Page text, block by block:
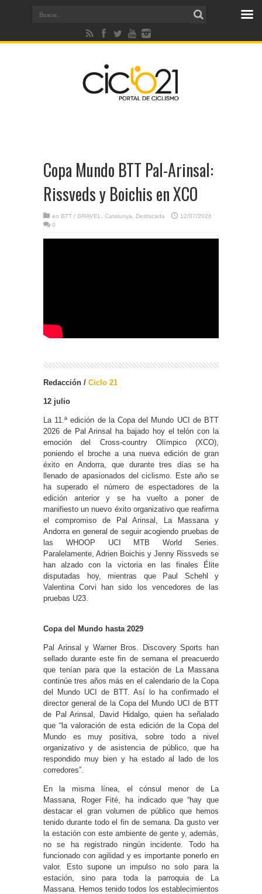
Copa Mundo BTT Pal-Arinsal:
Rissveds y Boichis en XCO
en BTT / GRAVEL Catalunya Destacada
12/07/2026
0
Redacción / Ciclo 21
12 julio
La 11.ª edición de la Copa del Mundo UCI de BTT
2026 de Pal Arinsal ha bajado hoy el telón con la
emoción del Cross-country Olímpico (XCO),
poniendo el broche a una nueva edición de gran
éxito en Andorra, que durante tres días se ha
llenado de apasionados del ciclismo. Este año se
ha superado el número de espectadores de la
edición anterior y se ha vuelto a poner de
manifiesto un nuevo éxito organizativo que reafirma
el compromiso de Pal Arinsal, La Massana y
Andorra en general de seguir acogiendo pruebas de
las WHOOP UCI MTB World Series.
Paralelamente, Adrien Boichis y Jenny Rissveds se
han alzado con la victoria en las finales Élite
disputadas hoy, mientras que Paul Schehl y
Valentina Corvi han sido los vencedores de las
pruebas U23.
Copa del Mundo hasta 2029
Pal Arinsal y Warner Bros. Discovery Sports han
sellado durante este fin de semana el preacuerdo
que tenían para que la estación de La Massana
continúe tres años más en el calendario de la Copa
del Mundo UCI de BTT. Así lo ha confirmado el
director general de la Copa del Mundo UCI de BTT
de Pal Arinsal, David Hidalgo, quien ha señalado
que “la valoración de esta edición de la Copa del
Mundo es muy positiva, sobre todo a nivel
organizativo y de asistencia de público, que ha
respondido muy bien y ha estado al lado de los
corredores”.
En la misma línea, el cónsul menor de La
Massana, Roger Fité, ha indicado que “hay que
destacar el gran volumen de público que hemos
tenido durante todo el fin de semana. Da gusto ver
la estación con este ambiente de gente y, además,
no se ha registrado ningún incidente. Todo ha
funcionado con agilidad y es importante ponerlo en
valor. Esto supone un impulso no solo para la
estación, sino para toda la parroquia de La
Massana. Hemos tenido todos los establecimientos